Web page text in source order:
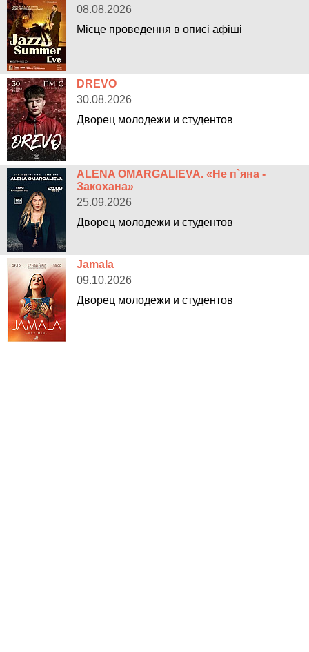
08.08.2026
Місце проведення в описі афіші
DREVO
30.08.2026
Дворец молодежи и студентов
ALENA OMARGALIEVA. «Не п`яна -
Закохана»
25.09.2026
Дворец молодежи и студентов
Jamala
09.10.2026
Дворец молодежи и студентов